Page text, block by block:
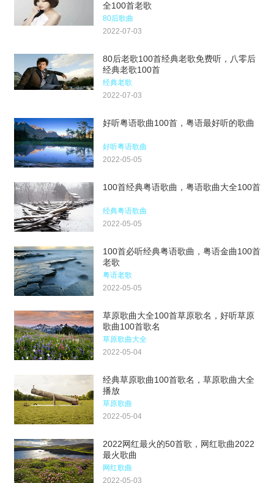
全100首老歌
80后歌曲
2022-07-03
80后老歌100首经典老歌免费听，八零后
经典老歌100首
经典老歌
2022-07-03
好听粤语歌曲100首，粤语最好听的歌曲
好听粤语歌曲
2022-05-05
100首经典粤语歌曲，粤语歌曲大全100首
经典粤语歌曲
2022-05-05
100首必听经典粤语歌曲，粤语金曲100首
老歌
粤语老歌
2022-05-05
草原歌曲大全100首草原歌名，好听草原
歌曲100首歌名
草原歌曲大全
2022-05-04
经典草原歌曲100首歌名，草原歌曲大全
播放
草原歌曲
2022-05-04
2022网红最火的50首歌，网红歌曲2022
最火歌曲
网红歌曲
2022-05-03